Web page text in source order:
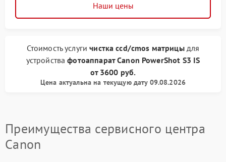
Наши цены
Стоимость услугичистка ccd/cmos матрицыдля
устройствафотоаппарат Canon PowerShot S3 IS
от 3600 руб.
Цена актуальна на текущую дату 09.08.2026
Преимущества сервисного центра
Canon